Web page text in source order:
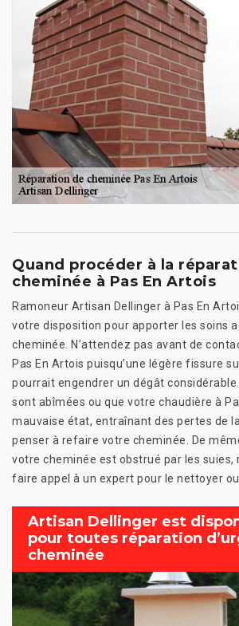
Quand procéder à la
cheminée à Pas En Artois
Ramoneur Artisan Dellinger à Pas En
votre disposition pour apporter les soins
cheminée. N’attendez pas avant de
Pas En Artois puisqu’une légère fissure
pourrait engendrer un dégât
sont abîmées ou que votre chaudière à
mauvaise état, entraînant des pertes de
penser à refaire votre cheminée. De
votre cheminée est obstrué par les suies,
faire appel à un expert pour le nettoyer
Artisan Dellinger est
pour toutes réparation
cheminée